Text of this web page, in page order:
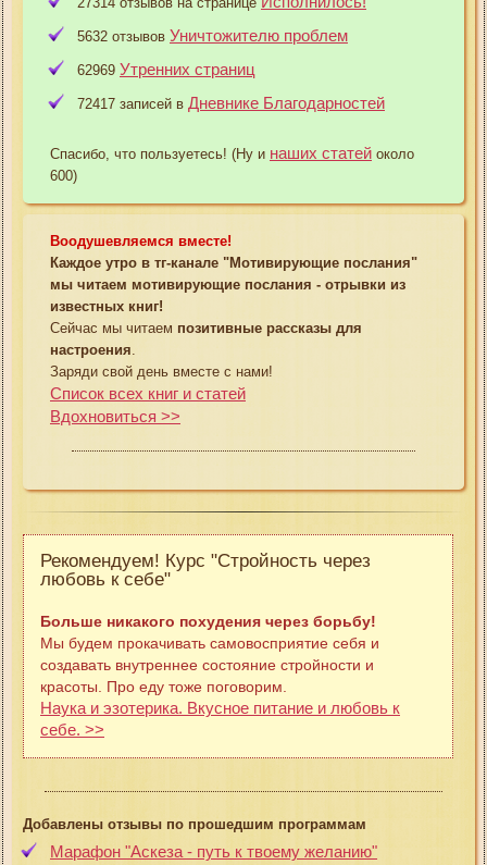
5632 отзывов Уничтожителю проблем
62969 Утренних страниц
72417 записей в Дневнике Благодарностей
Спасибо, что пользуетесь! (Ну и наших статей около
600)
Воодушевляемся вместе!
Каждое утро в тг-канале "Мотивирующие послания"
мы читаем мотивирующие послания - отрывки из
известных книг!
Сейчас мы читаем позитивные рассказы для
настроения
Заряди свой день вместе с нами!
Список всех книг и статей
Вдохновиться >>
Рекомендуем! Курс "Стройность через
любовь к себе"
Больше никакого похудения через борьбу!
Мы будем прокачивать самовосприятие себя и
создавать внутреннее состояние стройности и
красоты. Про еду тоже поговорим.
Наука и эзотерика. Вкусное питание и любовь к
себе. >>
Добавлены отзывы по прошедшим программам
Марафон "Аскеза - путь к твоему желанию"